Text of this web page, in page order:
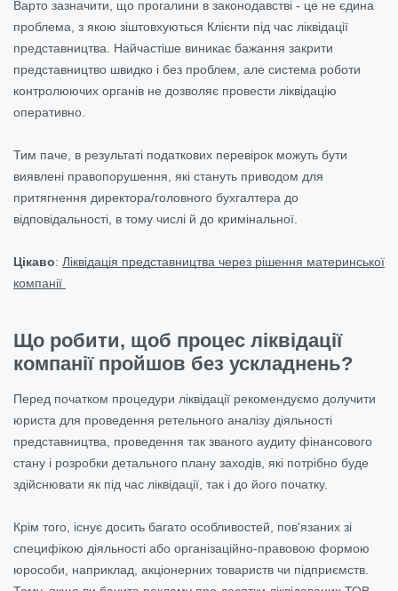
Варто зазначити, що прогалини в законодавстві - це не єдина
проблема, з якою зіштовхуються Клієнти під час ліквідації
представництва. Найчастіше виникає бажання закрити
представництво швидко і без проблем, але система роботи
контролюючих органів не дозволяє провести ліквідацію
оперативно.
Тим паче, в результаті податкових перевірок можуть бути
виявлені правопорушення, які стануть приводом для
притягнення директора/головного бухгалтера до
відповідальності, в тому числі й до кримінальної.
Цікаво: Ліквідація представництва через рішення материнської
компанії
Що робити, щоб процес ліквідації
компанії пройшов без ускладнень?
Перед початком процедури ліквідації рекомендуємо долучити
юриста для проведення ретельного аналізу діяльності
представництва, проведення так званого аудиту фінансового
стану і розробки детального плану заходів, які потрібно буде
здійснювати як під час ліквідації, так і до його початку.
Крім того, існує досить багато особливостей, пов'язаних зі
специфікою діяльності або організаційно-правовою формою
юрособи, наприклад, акціонерних товариств чи підприємств.